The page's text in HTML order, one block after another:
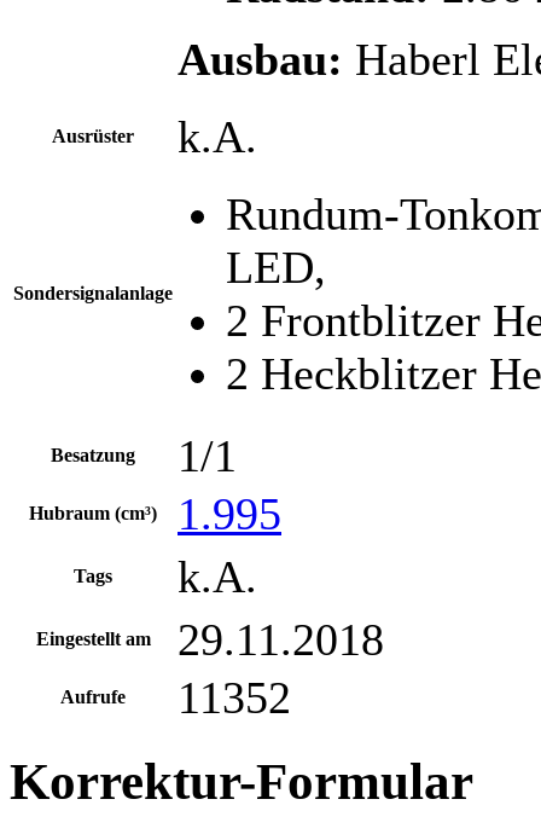
Ausbau: Haberl
Ausrüster k.A.
Sondersignalanlage
Rundum-
LED,
2 Frontblitzer
2 Heckblitzer
Besatzung 1/1
Hubraum (cm³) 1.995
Tags k.A.
Eingestellt am 29.11.2018
Aufrufe 11352
Korrektur-Formular